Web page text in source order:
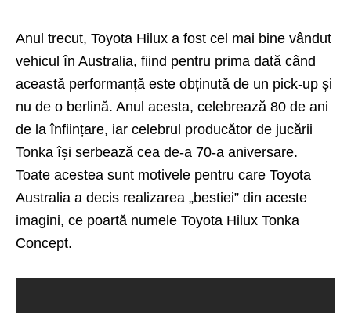
Anul trecut, Toyota Hilux a fost cel mai bine vândut
vehicul în Australia, fiind pentru prima dată când
această performanță este obținută de un pick-up și
nu de o berlină. Anul acesta, celebrează 80 de ani
de la înființare, iar celebrul producător de jucării
Tonka își serbează cea de-a 70-a aniversare.
Toate acestea sunt motivele pentru care Toyota
Australia a decis realizarea „bestiei” din aceste
imagini, ce poartă numele Toyota Hilux Tonka
Concept.